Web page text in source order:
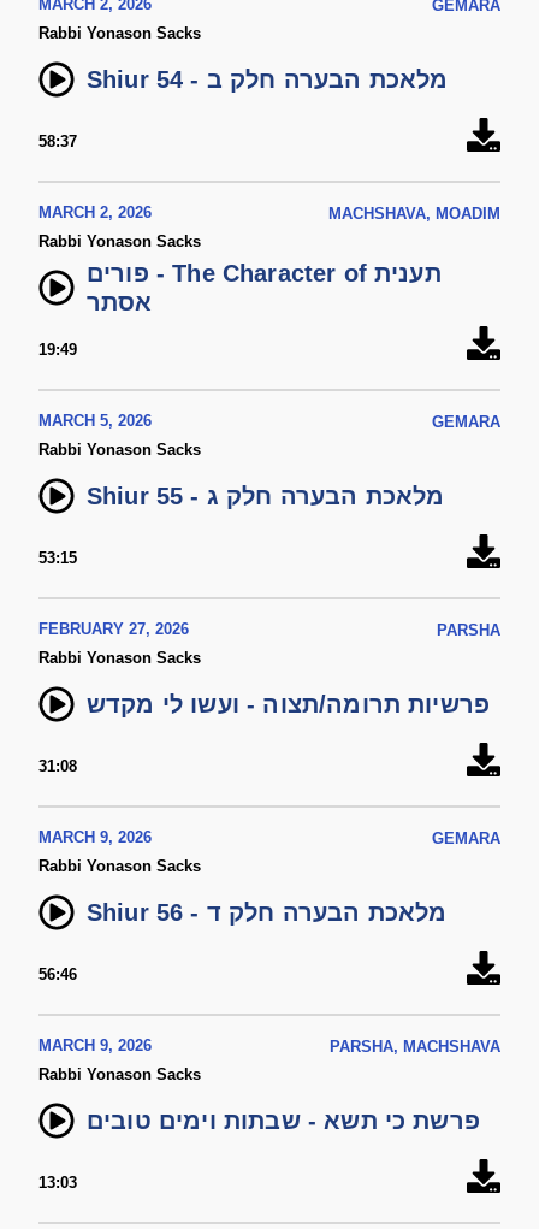
MARCH 2, 2026
GEMARA
Rabbi Yonason Sacks
Shiur 54 - מלאכת הבערה חלק ב
58:37
MARCH 2, 2026
MACHSHAVA, MOADIM
Rabbi Yonason Sacks
פורים - The Character of תענית
אסתר
19:49
MARCH 5, 2026
GEMARA
Rabbi Yonason Sacks
Shiur 55 - מלאכת הבערה חלק ג
53:15
FEBRUARY 27, 2026
PARSHA
Rabbi Yonason Sacks
פרשיות תרומה/תצוה - ועשו לי מקדש
31:08
MARCH 9, 2026
GEMARA
Rabbi Yonason Sacks
Shiur 56 - מלאכת הבערה חלק ד
56:46
MARCH 9, 2026
PARSHA, MACHSHAVA
Rabbi Yonason Sacks
פרשת כי תשא - שבתות וימים טובים
13:03